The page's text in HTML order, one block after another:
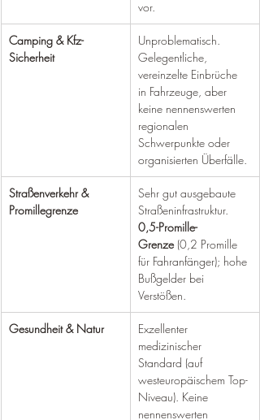
vor.
Camping & Kfz-
Sicherheit
Unproblematisch.
Gelegentliche,
vereinzelte Einbrüche
in Fahrzeuge, aber
keine nennenswerten
regionalen
Schwerpunkte oder
organisierten Überfälle.
Straßenverkehr &
Promillegrenze
Sehr gut ausgebaute
Straßeninfrastruktur.
0,5-Promille-
Grenze (0,2 Promille
für Fahranfänger); hohe
Bußgelder bei
Verstößen.
Gesundheit & Natur
Exzellenter
medizinischer
Standard (auf
westeuropäischem Top-
Niveau). Keine
nennenswerten